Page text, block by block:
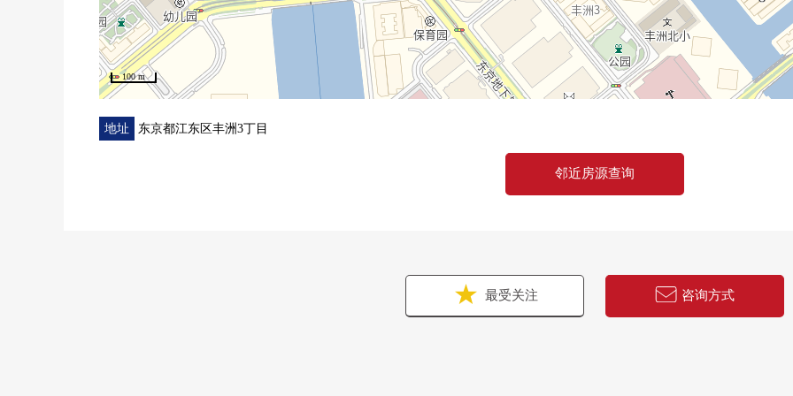
■ 共用设施(一部分收费)
○ Sky休息室(32楼)
○ 屋顶展望台(2楼)
○ 租赁自行车
○ 礼宾服务
○ 贵宾室(City Tower丰洲The Twin里面的)
○ 电影院·卡拉OK房(City Tower丰洲The Twin里面的)
100 m
地址 东京都江东区丰洲3丁目
邻近房源查询
最受关注 咨询方式